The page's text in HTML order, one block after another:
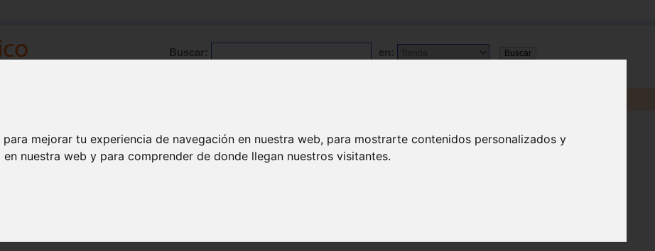
mejorar tu experiencia de navegación en nuestra web, para mostrarte contenidos personalizados y
nuestra web y para comprender de donde llegan nuestros visitantes.
Buscar: en: